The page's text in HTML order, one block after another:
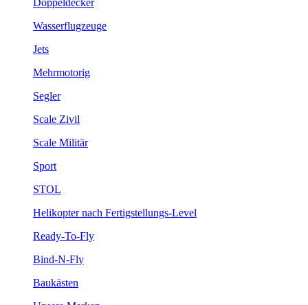
Doppeldecker
Wasserflugzeuge
Jets
Mehrmotorig
Segler
Scale Zivil
Scale Militär
Sport
STOL
Helikopter nach Fertigstellungs-Level
Ready-To-Fly
Bind-N-Fly
Baukästen